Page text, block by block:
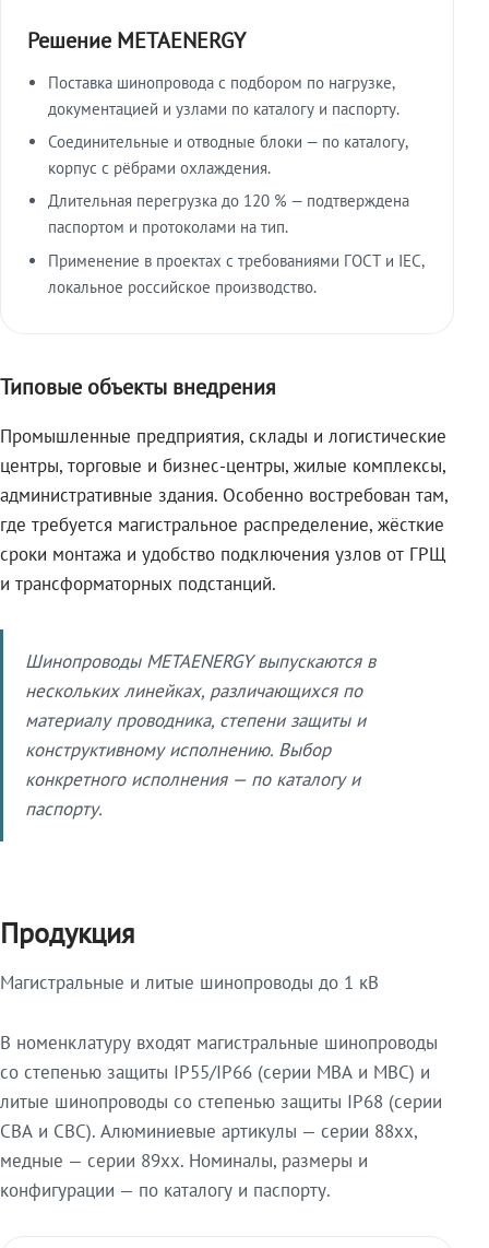
Решение METAENERGY
Поставка шинопровода с подбором по нагрузке,
документацией и узлами по каталогу и паспорту.
Соединительные и отводные блоки — по каталогу,
корпус с рёбрами охлаждения.
Длительная перегрузка до 120 % — подтверждена
паспортом и протоколами на тип.
Применение в проектах с требованиями ГОСТ и IEC,
локальное российское производство.
Типовые объекты внедрения
Промышленные предприятия, склады и логистические
центры, торговые и бизнес-центры, жилые комплексы,
административные здания. Особенно востребован там,
где требуется магистральное распределение, жёсткие
сроки монтажа и удобство подключения узлов от ГРЩ
и трансформаторных подстанций.
Шинопроводы METAENERGY выпускаются в
нескольких линейках, различающихся по
материалу проводника, степени защиты и
конструктивному исполнению. Выбор
конкретного исполнения — по каталогу и
паспорту.
Продукция
Магистральные и литые шинопроводы до 1 кВ
В номенклатуру входят магистральные шинопроводы
со степенью защиты IP55/IP66 (серии МВА и МВС) и
литые шинопроводы со степенью защиты IP68 (серии
СВА и СВС). Алюминиевые артикулы — серии 88xx,
медные — серии 89xx. Номиналы, размеры и
конфигурации — по каталогу и паспорту.